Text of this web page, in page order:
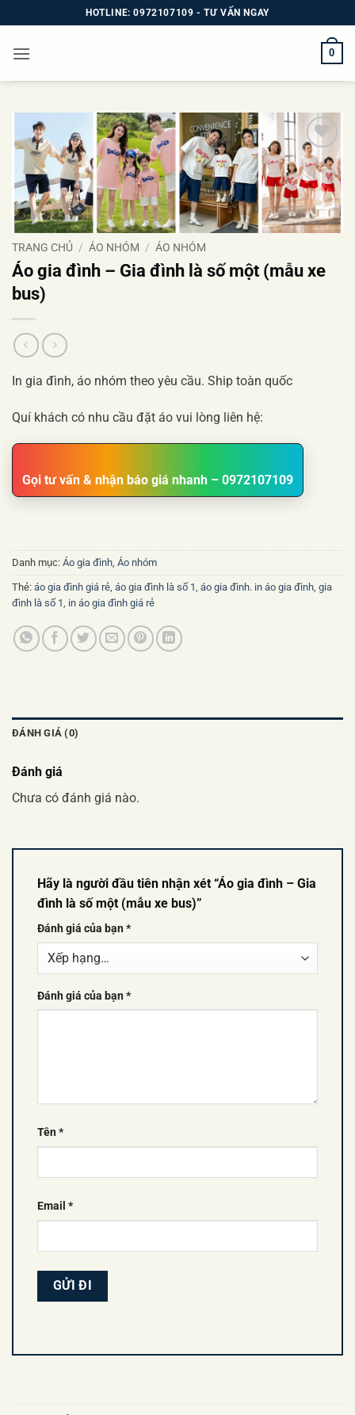
qua
nội
HOTLINE: 0972107109 - TƯ VẤN NGAY
0
Add to
wishlist
TRANG CHỦ / ÁO NHÓM / ÁO NHÓM
Áo gia đình – Gia đình là số một (mẫu xe
bus)
In gia đình, áo nhóm theo yêu cầu. Ship toàn quốc
Quí khách có nhu cầu đặt áo vui lòng liên hệ:
Gọi tư vấn & nhận báo giá nhanh – 0972107109
Danh mục: Áo gia đình, Áo nhóm
Thẻ: áo gia đình giá rẻ, áo gia đình là số 1, áo gia đình. in áo gia đình, gia
đình là số 1, in áo gia đình giá rẻ
ĐÁNH GIÁ (0)
Đánh giá
Chưa có đánh giá nào.
Hãy là người đầu tiên nhận xét “Áo gia đình – Gia
đình là số một (mẫu xe bus)”
Đánh giá của bạn*
Đánh giá của bạn*
Tên*
Email *